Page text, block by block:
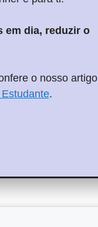
em dia, reduzir o
o nosso artigo
.